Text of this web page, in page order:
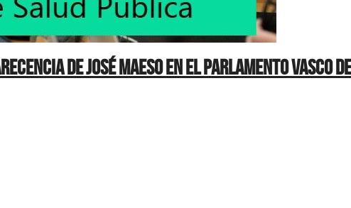
de José Maeso en el Parlamento Vasco